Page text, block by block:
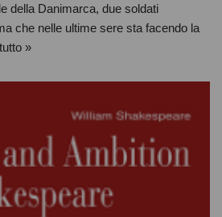
della Danimarca, due soldati
che nelle ultime sere sta facendo la
»